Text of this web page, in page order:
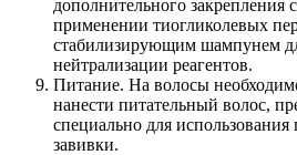
дополнительного закрепления
применении тиогликолевых
стабилизирующим шампунем
нейтрализации реагентов.
Питание. На волосы
нанести питательный волос,
специально для использования
завивки.